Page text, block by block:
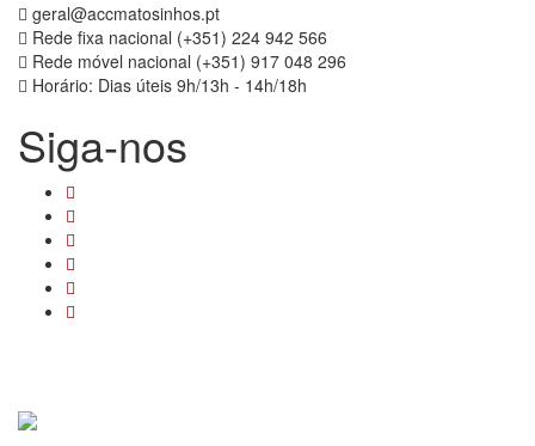
geral@accmatosinhos.pt
Rede fixa nacional (+351) 224 942 566
Rede móvel nacional (+351) 917 048 296
Horário: Dias úteis 9h/13h - 14h/18h
Siga-nos